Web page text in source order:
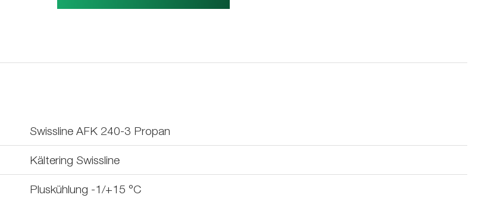
Swissline AFK 240-3 Propan
Kältering Swissline
Pluskühlung -1/+15 °C